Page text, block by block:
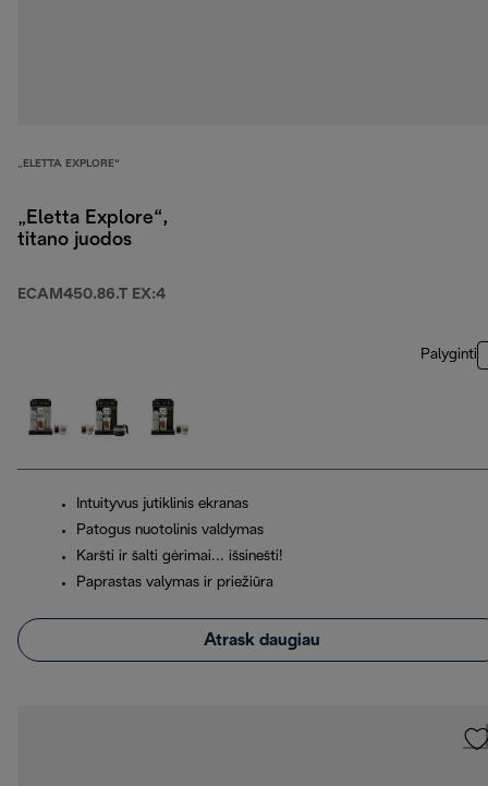
„ELETTA EXPLORE“
„Eletta Explore“,
titano juodos
ECAM450.86.T EX:4
Palyginti
Intuityvus jutiklinis ekranas
Patogus nuotolinis valdymas
Karšti ir šalti gėrimai... išsinešti!
Paprastas valymas ir priežiūra
Atrask daugiau